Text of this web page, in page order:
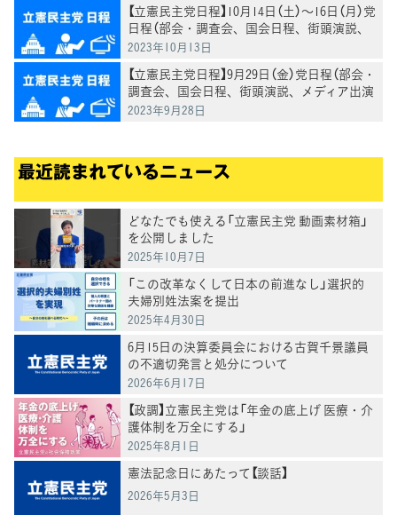
【立憲民主党日程】10月14日（土）～16日（月）党
日程（部会・調査会、国会日程、街頭演説、
メディア出演等）
2023年10月13日
【立憲民主党日程】9月29日（金）党日程（部会・
調査会、国会日程、街頭演説、メディア出演
等）
2023年9月28日
最近読まれているニュース
どなたでも使える「立憲民主党 動画素材箱」
を公開しました
2025年10月7日
「この改革なくして日本の前進なし」選択的
夫婦別姓法案を提出
2025年4月30日
6月15日の決算委員会における古賀千景議員
の不適切発言と処分について
2026年6月17日
【政調】立憲民主党は「年金の底上げ 医療・介
護体制を万全にする」
2025年8月1日
憲法記念日にあたって【談話】
2026年5月3日